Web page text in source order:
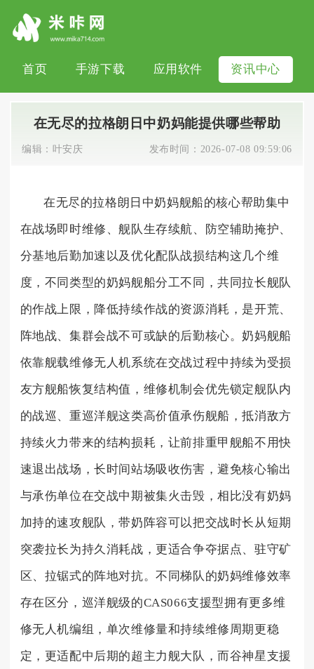
首页 手游下载 应用软件 资讯中心
在无尽的拉格朗日中奶妈能提供哪些帮助
编辑： 叶安庆 发布时间： 2026-07-08 09:59:06
在无尽的拉格朗日中奶妈舰船的核心帮助集中
在战场即时维修、舰队生存续航、防空辅助掩护、
分基地后勤加速以及优化配队战损结构这几个维
度，不同类型的奶妈舰船分工不同，共同拉长舰队
的作战上限，降低持续作战的资源消耗，是开荒、
阵地战、集群会战不可或缺的后勤核心。奶妈舰船
依靠舰载维修无人机系统在交战过程中持续为受损
友方舰船恢复结构值，维修机制会优先锁定舰队内
的战巡、重巡洋舰这类高价值承伤舰船，抵消敌方
持续火力带来的结构损耗，让前排重甲舰船不用快
速退出战场，长时间站场吸收伤害，避免核心输出
与承伤单位在交战中期被集火击毁，相比没有奶妈
加持的速攻舰队，带奶阵容可以把交战时长从短期
突袭拉长为持久消耗战，更适合争夺据点、驻守矿
区、拉锯式的阵地对抗。不同梯队的奶妈维修效率
存在区分，巡洋舰级的CAS066支援型拥有更多维
修无人机编组，单次维修量和持续维修周期更稳
定，更适配中后期的超主力舰大队，而谷神星支援